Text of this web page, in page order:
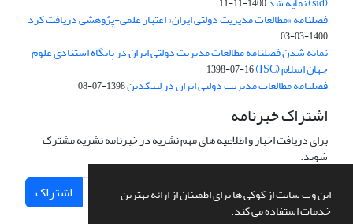
این وب سایت از کوکی ها برای اطمینان از ارائه بهترین
خدمات استفاده می کند.
فصلنامه «مطالعات مدیریت دولتی ایران» اعتبار علمی-پژوهشی دریافت کرد
1400-03-03
نمایه شدن فصلنامه مطالعات مدیریت دولتی ایران در پایگاه استنادی علوم
جهان اسلام (ISC) 1398-07-16
فصلنامه مطالعات مدیریت دولتی ایران در لینکدین1398-07-08
اشتراک خبرنامه
برای دریافت اخبار و اطلاعیه های مهم نشریه در خبرنامه نشریه مشترک
شوید.
اشتراک